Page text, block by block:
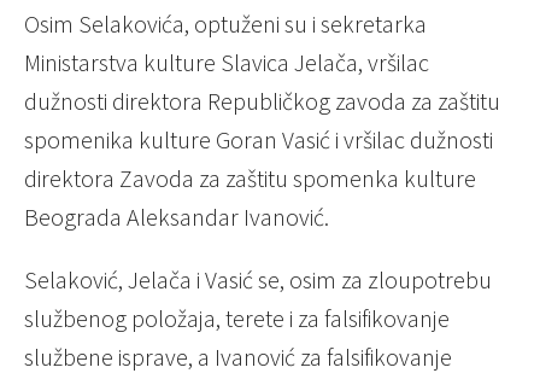
Osim Selakovića, optuženi su i sekretarka
Ministarstva kulture Slavica Jelača, vršilac
dužnosti direktora Republičkog zavoda za zaštitu
spomenika kulture Goran Vasić i vršilac dužnosti
direktora Zavoda za zaštitu spomenka kulture
Beograda Aleksandar Ivanović.
Selaković, Jelača i Vasić se, osim za zloupotrebu
službenog položaja, terete i za falsifikovanje
službene isprave, a Ivanović za falsifikovanje